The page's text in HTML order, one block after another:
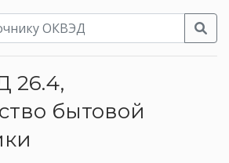
26.4,
бытовой